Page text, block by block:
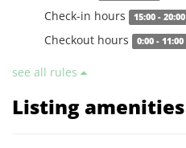
Check-in hours 15:00 - 20:00
Checkout hours 0:00 - 11:00
see all rules
Listing amenities